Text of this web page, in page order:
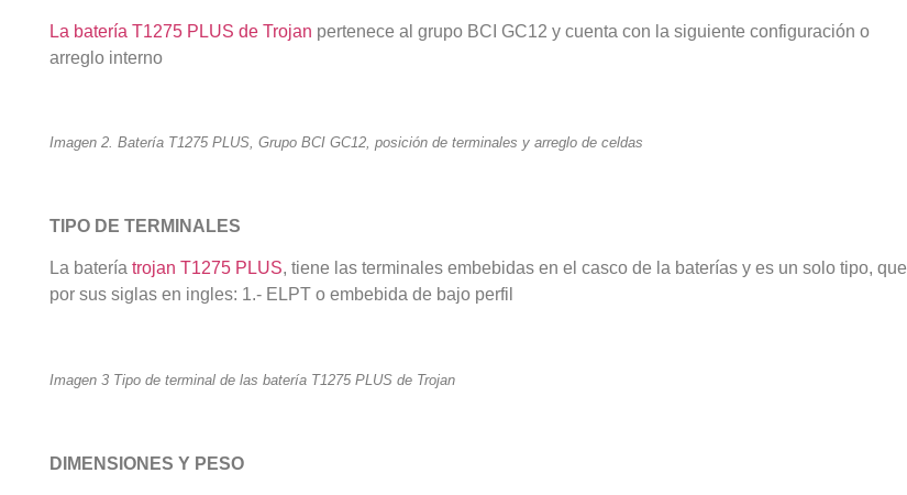
La batería T1275 PLUS de Trojan pertenece al grupo BCI GC12 y cuenta con la siguiente configuración o
arreglo interno
Imagen 2. Batería T1275 PLUS, Grupo BCI GC12, posición de terminales y arreglo de celdas
TIPO DE TERMINALES
La batería trojan T1275 PLUS, tiene las terminales embebidas en el casco de la baterías y es un solo tipo, que
por sus siglas en ingles: 1.- ELPT o embebida de bajo perfil
Imagen 3 Tipo de terminal de las batería T1275 PLUS de Trojan
DIMENSIONES Y PESO